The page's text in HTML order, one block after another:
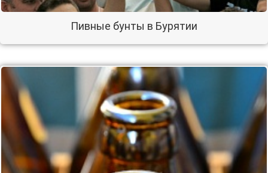
Пивные бунты в Бурятии